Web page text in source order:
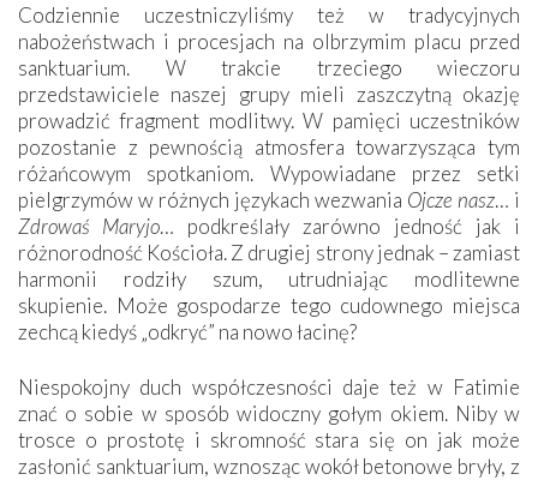
Codziennie uczestniczyliśmy też w tradycyjnych
nabożeństwach i procesjach na olbrzymim placu przed
sanktuarium. W trakcie trzeciego wieczoru
przedstawiciele naszej grupy mieli zaszczytną okazję
prowadzić fragment modlitwy. W pamięci uczestników
pozostanie z pewnością atmosfera towarzysząca tym
różańcowym spotkaniom. Wypowiadane przez setki
pielgrzymów w różnych językach wezwania Ojcze nasz… i
Zdrowaś Maryjo… podkreślały zarówno jedność jak i
różnorodność Kościoła. Z drugiej strony jednak – zamiast
harmonii rodziły szum, utrudniając modlitewne
skupienie. Może gospodarze tego cudownego miejsca
zechcą kiedyś „odkryć” na nowo łacinę?
Niespokojny duch współczesności daje też w Fatimie
znać o sobie w sposób widoczny gołym okiem. Niby w
trosce o prostotę i skromność stara się on jak może
zasłonić sanktuarium, wznosząc wokół betonowe bryły, z